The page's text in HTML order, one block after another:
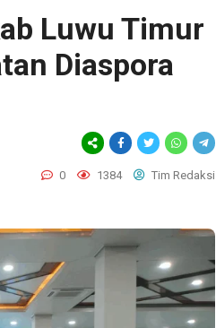
Luwu Timur
Diaspora
0 1384 Tim Redaksi